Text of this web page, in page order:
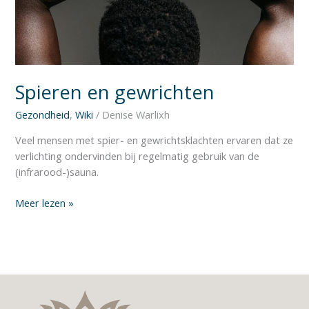
Spieren en gewrichten
Gezondheid,Wiki / Denise Warlixh
Veel mensen met spier- en gewrichtsklachten ervaren dat ze
verlichting ondervinden bij regelmatig gebruik van de
(infrarood-)sauna.
Meer lezen »